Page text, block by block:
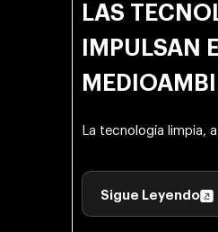
LAS
IMPULSAN
La tecnología limpia,
Sigue Leyendo